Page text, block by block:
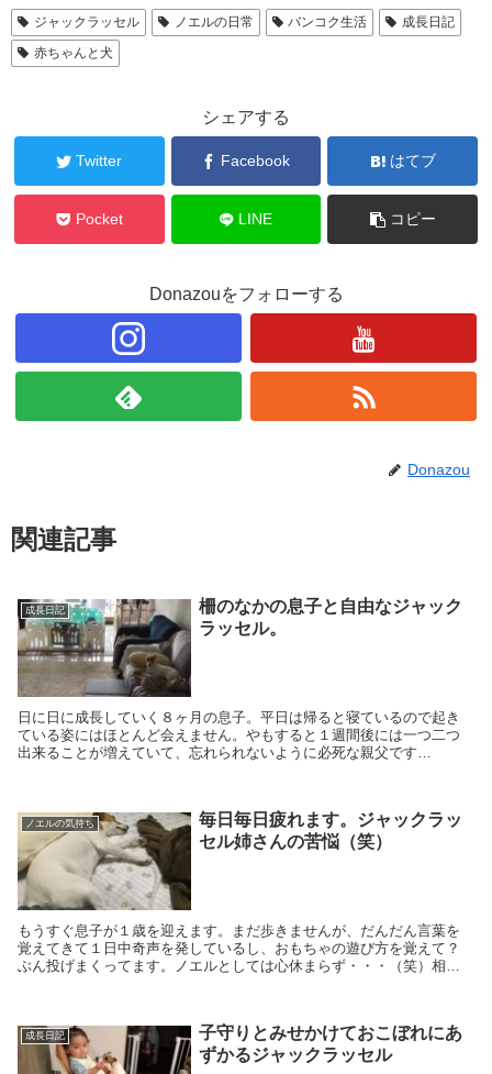
ジャックラッセル ノエルの日常 バンコク生活
成長日記
赤ちゃんと犬
シェアする
Twitter Facebook はてブ
Pocket LINE コピー
Donazouをフォローする
Donazou
関連記事
成長日記
柵のなかの息子と自由なジャック
ラッセル。
日に日に成長していく８ヶ月の息子。平日は帰ると寝ているので起き
ている姿にはほとんど会えません。やもすると１週間後には一つ二つ
出来ることが増えていて、忘れられないように必死な親父です
ノエルの気持ち
毎日毎日疲れます。ジャックラッ
セル姉さんの苦悩（笑）
もうすぐ息子が１歳を迎えます。まだ歩きませんが、だんだん言葉を
覚えてきて１日中奇声を発しているし、おもちゃの遊び方を覚えて？
ぶん投げまくってます。ノエルとしては心休まらず・・・（笑）相変
成長日記
子守りとみせかけておこぼれにあ
ずかるジャックラッセル